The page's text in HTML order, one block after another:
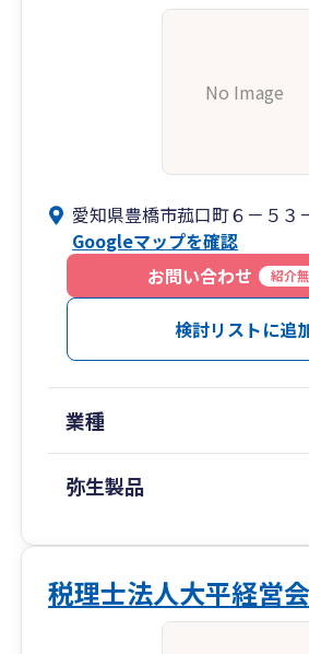
No Image
愛知県豊橋市菰口町６－５３
Googleマップを確認
お問い合わせ
紹介
検討リストに追
業種
弥生製品
税理士法人大平経営